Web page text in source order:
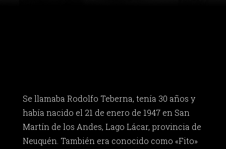
Se llamaba Rodolfo Teberna, tenía 30 años y
había nacido el 21 de enero de 1947 en San
Martín de los Andes, Lago Lácar, provincia de
Neuquén. También era conocido como «Fito»